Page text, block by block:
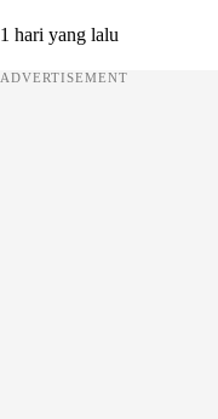
1 hari yang lalu
ADVERTISEMENT